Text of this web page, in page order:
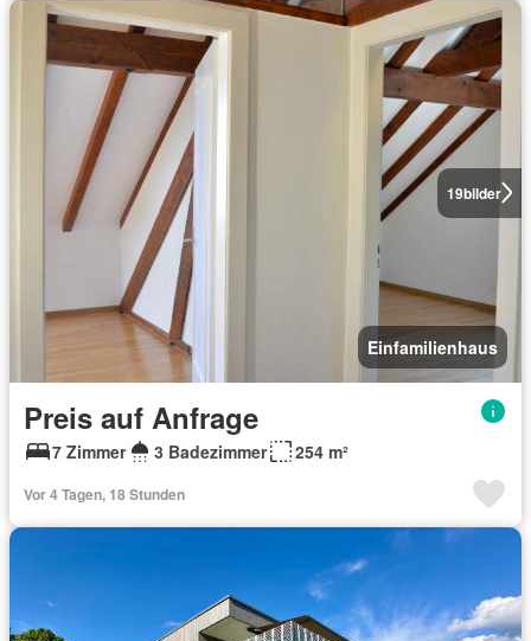
19bilder
Einfamilienhaus
Preis auf Anfrage
7 Zimmer 3 Badezimmer 254 m²
Vor 4 Tagen, 18 Stunden